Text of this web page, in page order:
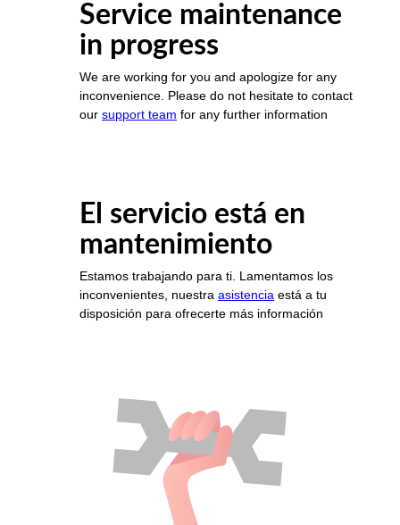
Service maintenance
in progress
We are working for you and apologize for any
inconvenience. Please do not hesitate to contact
our support team for any further information
El servicio está en
mantenimiento
Estamos trabajando para ti. Lamentamos los
inconvenientes, nuestra asistencia está a tu
disposición para ofrecerte más información